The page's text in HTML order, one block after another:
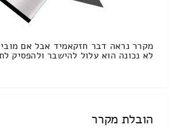
מקרר נראה דבר חזקאמיד אבל אם
לא נכונה הוא עלול להישבר ולהפסיק
הובלת מקרר